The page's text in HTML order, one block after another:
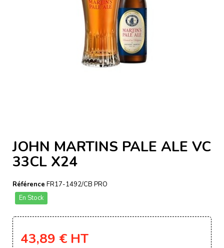
JOHN MARTINS PALE ALE VC
33CL X24
Référence FR17-1492/CB PRO
En Stock
43,89 € HT